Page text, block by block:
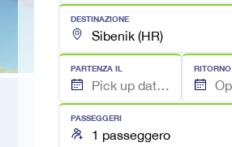
DESTINAZIONE
PARTENZA IL RITORNO
PASSEGGERI